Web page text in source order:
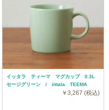
イッタラ ティーマ マグカップ 0.3L
セージグリーン / iittala TEEMA
￥3,267 (税込)